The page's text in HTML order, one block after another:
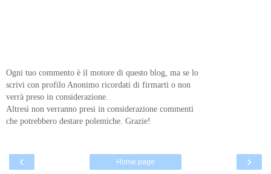
Ogni tuo commento è il motore di questo blog, ma se lo
scrivi con profilo Anonimo ricordati di firmarti o non
verrà preso in considerazione.
Altresì non verranno presi in considerazione commenti
che potrebbero destare polemiche. Grazie!
‹ ›
Home page